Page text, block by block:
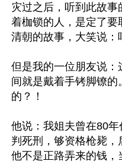
灾过之后，听到此故
着枷锁的人，是定了
清朝的故事，大笑说：
但是我的一位朋友说
间就是戴着手铐脚镣
的？！
他说：我姐夫曾在80
判死刑，够资格枪毙，
他不是正路弄来的钱，